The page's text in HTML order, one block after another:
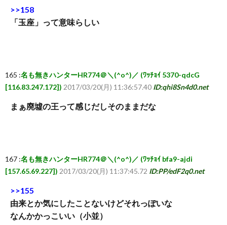
>>158
「玉座」って意味らしい
165 :名も無きハンターHR774＠＼(^o^)／ (ﾜｯﾁｮｲ 5370-qdcG
[116.83.247.172]) 2017/03/20(月) 11:36:57.40 ID:qhi8Sn4d0.net
まぁ廃墟の王って感じだしそのままだな
167 :名も無きハンターHR774＠＼(^o^)／ (ﾜｯﾁｮｲ bfa9-ajdi
[157.65.69.227]) 2017/03/20(月) 11:37:45.72 ID:PP/edF2q0.net
>>155
由来とか気にしたことないけどそれっぽいな
なんかかっこいい（小並）